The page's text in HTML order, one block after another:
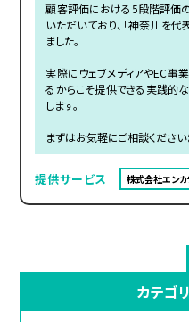
顧客評価における5段階評価
いただいており、「神奈川を
ました。
実際にウェブメディアやEC事
るからこそ提供できる実践的
します。
まずはお気軽にご相談ください
提供サービス 株式会社エン
カテゴ